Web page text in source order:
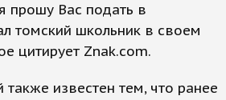
прошу Вас подать в
томский школьник в своем
цитирует Znak.com.
также известен тем, что ранее